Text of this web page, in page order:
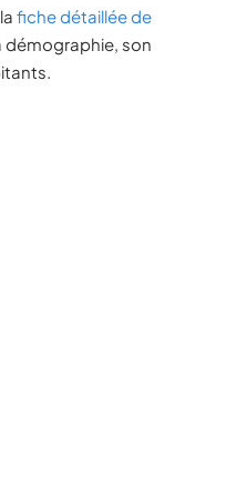
fiche détaillée de
démographie, son